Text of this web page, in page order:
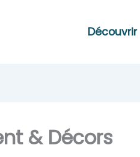
Découvrir
& Décors